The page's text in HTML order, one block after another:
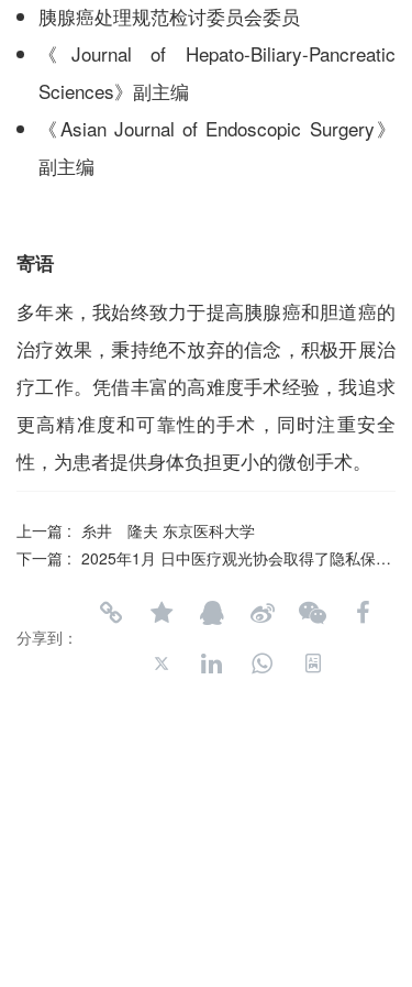
胰腺癌处理规范检讨委员会委员
《Journal of Hepato-Biliary-Pancreatic
Sciences》副主编
《Asian Journal of Endoscopic Surgery》
副主编
寄语
多年来，我始终致力于提高胰腺癌和胆道癌的
治疗效果，秉持绝不放弃的信念，积极开展治
疗工作。凭借丰富的高难度手术经验，我追求
更高精准度和可靠性的手术，同时注重安全
性，为患者提供身体负担更小的微创手术。
上一篇 : 糸井 隆夫 东京医科大学
下一篇 : 2025年1月 日中医疗观光协会取得了隐私保护资格
分享到：